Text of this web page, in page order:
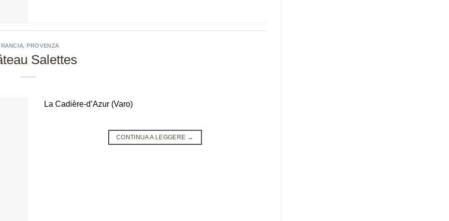
PROVENZA
Salettes
La Cadière-d’Azur (Varo)
CONTINUA A LEGGERE →